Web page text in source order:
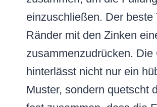
einzuschließen. Der beste
Ränder mit den Zinken
zusammenzudrücken. Die
hinterlässt nicht nur ein
Muster, sondern quetscht